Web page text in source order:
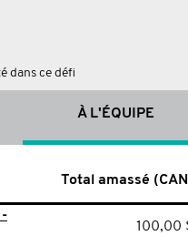
dans ce défi
À L'ÉQUIPE
Total amassé
100,00
Total amassé
-
100,00